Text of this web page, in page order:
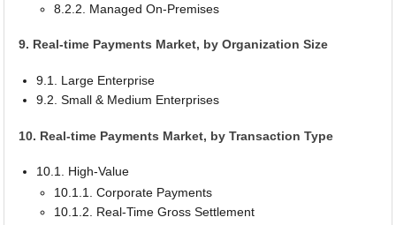
8.2.2. Managed On-Premises
9. Real-time Payments Market, by Organization Size
9.1. Large Enterprise
9.2. Small & Medium Enterprises
10. Real-time Payments Market, by Transaction Type
10.1. High-Value
10.1.1. Corporate Payments
10.1.2. Real-Time Gross Settlement